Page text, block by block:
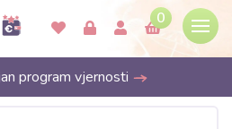
0
program vjernosti